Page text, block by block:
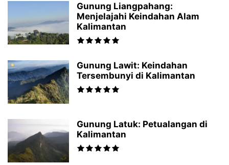
Gunung Liangpahang:
Menjelajahi Keindahan Alam
Kalimantan
Gunung Lawit: Keindahan
Tersembunyi di Kalimantan
Gunung Latuk: Petualangan di
Kalimantan